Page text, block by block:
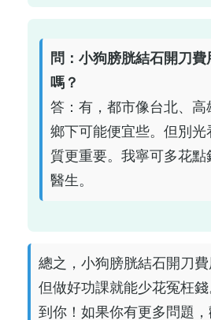
問：小狗膀胱結石開刀
嗎？
答：有，都市像台北、高
鄉下可能便宜些。但別
質更重要。我寧可多花點
醫生。
總之，小狗膀胱結石開刀費
但做好功課就能少花冤枉
到你！如果你有更多問題，